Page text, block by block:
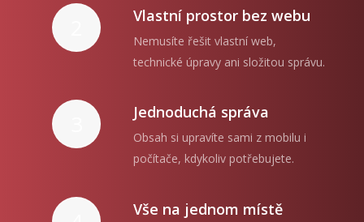
Vlastní prostor bez webu
Nemusíte řešit vlastní web,
technické úpravy ani složitou správu.
Jednoduchá správa
Obsah si upravíte sami z mobilu i
počítače, kdykoliv potřebujete.
Vše na jednom místě